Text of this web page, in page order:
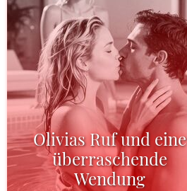
Olivias Ruf und eine
überraschende
Wendung